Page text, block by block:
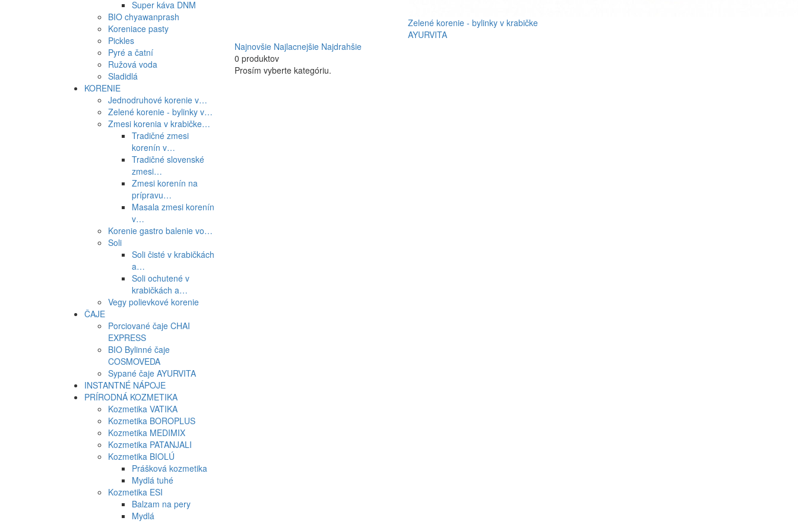
Super káva DNM
BIO chyawanprash
Koreniace pasty
Pickles
Pyré a čatní
Ružová voda
Sladidlá
KORENIE
Jednodruhové korenie v…
Zelené korenie - bylinky v…
Zmesi korenia v krabičke…
Tradičné zmesi
korenín v…
Tradičné slovenské
zmesi…
Zmesi korenín na
prípravu…
Masala zmesi korenín
v…
Korenie gastro balenie vo…
Soli
Soli čisté v krabičkách
a…
Soli ochutené v
krabičkách a…
Vegy polievkové korenie
ČAJE
Porciované čaje CHAI
EXPRESS
BIO Bylinné čaje
COSMOVEDA
Sypané čaje AYURVITA
INSTANTNÉ NÁPOJE
PRÍRODNÁ KOZMETIKA
Kozmetika VATIKA
Kozmetika BOROPLUS
Kozmetika MEDIMIX
Kozmetika PATANJALI
Kozmetika BIOLÚ
Prášková kozmetika
Mydlá tuhé
Kozmetika ESI
Balzam na pery
Mydlá
Zelené korenie - bylinky v krabičke
AYURVITA
Najnovšie Najlacnejšie Najdrahšie
0 produktov
Prosím vyberte kategóriu.